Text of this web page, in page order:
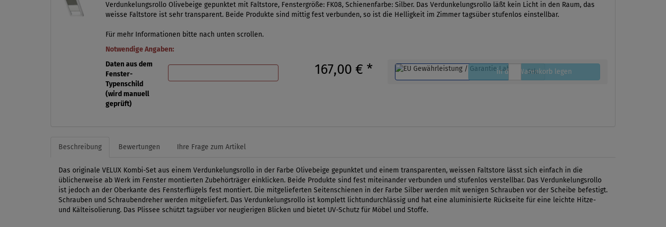
Verdunkelungsrollo Olivebeige gepunktet mit Faltstore, Fenstergröße: FK08, Schienenfarbe: Silber. Das Verdunkelungsrollo läßt kein Licht in den Raum, das
weisse Faltstore ist sehr transparent. Beide Produkte sind mittig fest verbunden, so ist die Helligkeit im Zimmer tagsüber stufenlos einstellbar.
Für mehr Informationen bitte nach unten scrollen.
Notwendige Angaben:
Daten aus dem
Fenster-
Typenschild
(wird manuell
geprüft)
167,00 € * Stk.
in den Warenkorb legen
Beschreibung Bewertungen Ihre Frage zum Artikel
Das originale VELUX Kombi-Set aus einem Verdunkelungsrollo in der Farbe Olivebeige gepunktet und einem transparenten, weissen Faltstore lässt sich einfach in die
üblicherweise ab Werk im Fenster montierten Zubehörträger einklicken. Beide Produkte sind fest miteinander verbunden und stufenlos verstellbar. Das Verdunkelungsrollo
ist jedoch an der Oberkante des Fensterflügels fest montiert. Die mitgelieferten Seitenschienen in der Farbe Silber werden mit wenigen Schrauben vor der Scheibe befestigt.
Schrauben und Schraubendreher werden mitgeliefert. Das Verdunkelungsrollo ist komplett lichtundurchlässig und hat eine aluminisierte Rückseite für eine leichte Hitze-
und Kälteisolierung. Das Plissee schützt tagsüber vor neugierigen Blicken und bietet UV-Schutz für Möbel und Stoffe.